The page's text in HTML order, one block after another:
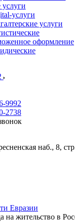
услуги
услуги
услуги
оформление
9992
2738
наб., 8,
Евразии
на жительство в